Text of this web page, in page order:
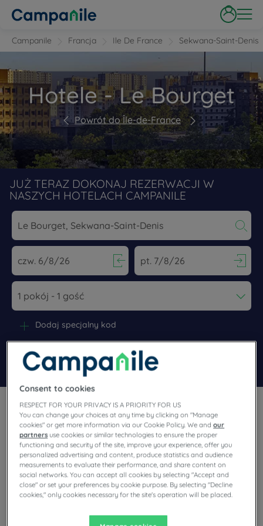
Campanile Francja Ile De France Sekwana-Saint-Denis
Hotele - Le Bourget
Powrót do Île-de-France
JUŻ TERAZ DOKONAJ REZERWACJI W
NASZYCH HOTELACH CAMPANILE
Navigate forward to interact with the calendar and select a
Navigate backward to interact
Znajdź hotel
Dodaj specjalny kod
Planują Państwo pobyt w Le Bourget i poszukują hotelu?
Campanile oferuje komfortowe pokoje i dobrą kuchnię w
najlepszej cenie!
Consent to cookies
RESPECT FOR YOUR PRIVACY IS A PRIORITY FOR US
You can change your choices at any time by clicking on "Manage
cookies" or get more information via our Cookie Policy. We andour
partners use cookies or similar technologies to ensure the proper
functioning and security of the site, improve your experience, offer you
personalized advertising and content, produce statistics and audience
measurements to evaluate their performance, and share content on
social networks. You can accept all cookies by selecting "Accept and
close" or set your preferences by cookie purpose. By selecting "Decline
cookies," only cookies necessary for the site's operation will be placed.